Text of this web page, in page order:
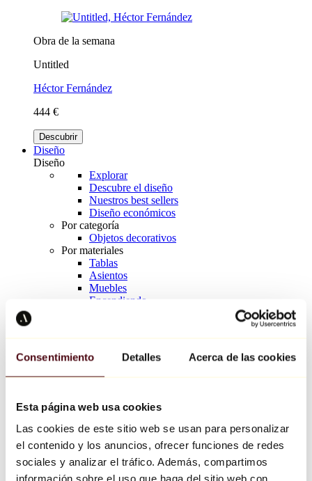
Consentimiento Detalles Acerca de las cookies
Esta página web usa cookies
Las cookies de este sitio web se usan para personalizar
el contenido y los anuncios, ofrecer funciones de redes
sociales y analizar el tráfico. Además, compartimos
información sobre el uso que haga del sitio web con
Obra de la semana
Untitled
Héctor Fernández
444 €
Descubrir
Diseño
Diseño
Explorar
Descubre el diseño
Nuestros best sellers
Diseño económicos
Por categoría
Objetos decorativos
Por materiales
Tablas
Asientos
Muebles
Encendiendo
Richard Orlinski
Keith Haring
Jeff Koons
Jean-Michel Basquiat
Todos los diseñadores
Obra de la semana